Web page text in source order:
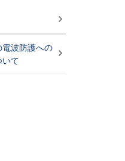
電波防護への
いて